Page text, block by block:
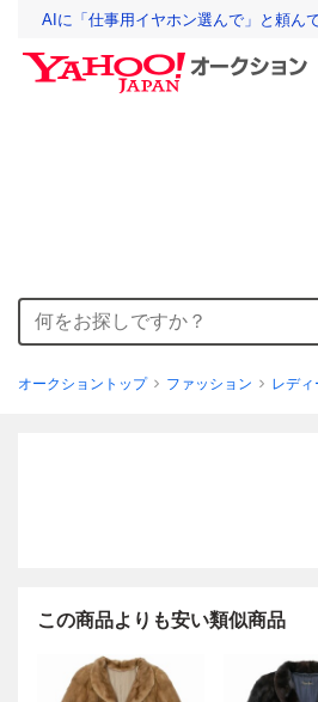
AIに「仕事用イヤホン選んで」と頼ん
オークショントップ ファッション レデ
この商品よりも安い類似商品